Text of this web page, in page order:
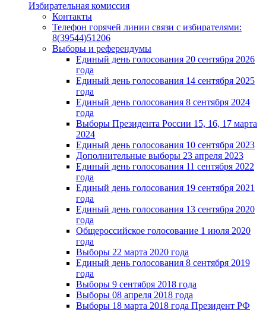
Избирательная комиссия
Контакты
Телефон горячей линии связи с избирателями:
8(39544)51206
Выборы и референдумы
Единый день голосования 20 сентября 2026
года
Единый день голосования 14 сентября 2025
года
Единый день голосования 8 сентября 2024
года
Выборы Президента России 15, 16, 17 марта
2024
Единый день голосования 10 сентября 2023
Дополнительные выборы 23 апреля 2023
Единый день голосования 11 сентября 2022
года
Единый день голосования 19 сентября 2021
года
Единый день голосования 13 сентября 2020
года
Общероссийское голосование 1 июля 2020
года
Выборы 22 марта 2020 года
Единый день голосования 8 сентября 2019
года
Выборы 9 сентября 2018 года
Выборы 08 апреля 2018 года
Выборы 18 марта 2018 года Президент РФ